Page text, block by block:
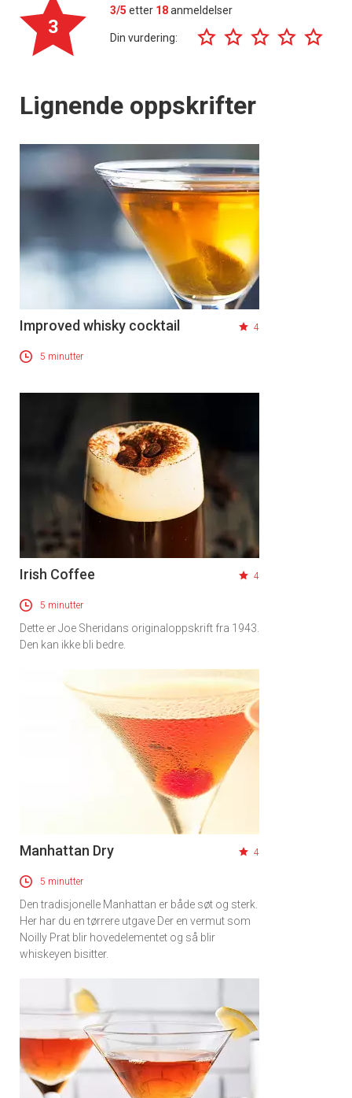
3
3/5 etter 18anmeldelser
Din vurdering:
Lignende oppskrifter
Improved whisky cocktail 4
5 minutter
Irish Coffee 4
5 minutter
Dette er Joe Sheridans originaloppskrift fra 1943.
Den kan ikke bli bedre.
Manhattan Dry 4
5 minutter
Den tradisjonelle Manhattan er både søt og sterk.
Her har du en tørrere utgave Der en vermut som
Noilly Prat blir hovedelementet og så blir
whiskeyen bisitter.